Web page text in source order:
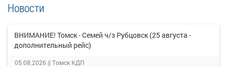
Новости
ВНИМАНИЕ! Томск - Семей ч/з Рубцовск (25 августа -
дополнительный рейс)
05.08.2026 || Томск КДП